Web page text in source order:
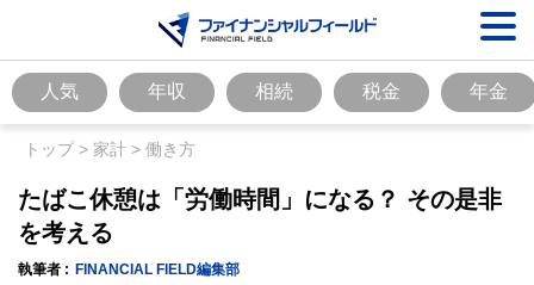
人気 年収 相続 税金 年金
トップ> 家計 > 働き方
たばこ休憩は「労働時間」になる？ その是非
を考える
執筆者 : FINANCIAL FIELD編集部